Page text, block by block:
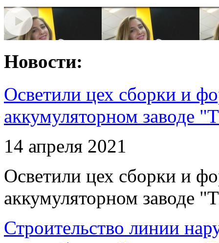
Новости:
Осветили цех сборки и
аккумуляторном заводе
14 апреля 2021
Осветили цех сборки и
аккумуляторном заводе
Строительство линии